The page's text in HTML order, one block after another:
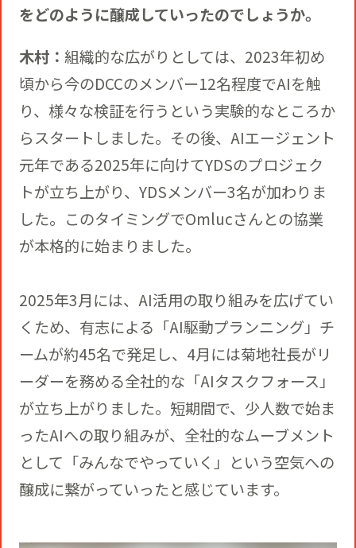
をどのように醸成していったのでしょうか。
木村： 組織的な広がりとしては、2023年初め
頃から今のDCCのメンバー12名程度でAIを触
り、様々な検証を行うという実験的なところか
らスタートしました。その後、AIエージェント
元年である2025年に向けてYDSのプロジェク
トが立ち上がり、YDSメンバー3名が加わりま
した。このタイミングでOmlucさんとの協業
が本格的に始まりました。
2025年3月には、AI活用の取り組みを広げてい
くため、有志による「AI駆動プランニング」チ
ームが約45名で発足し、4月には菊地社長がリ
ーダーを務める全社的な「AIタスクフォース」
が立ち上がりました。短期間で、少人数で始ま
ったAIへの取り組みが、全社的なムーブメント
として「みんなでやっていく」という空気への
醸成に繋がっていったと感じています。